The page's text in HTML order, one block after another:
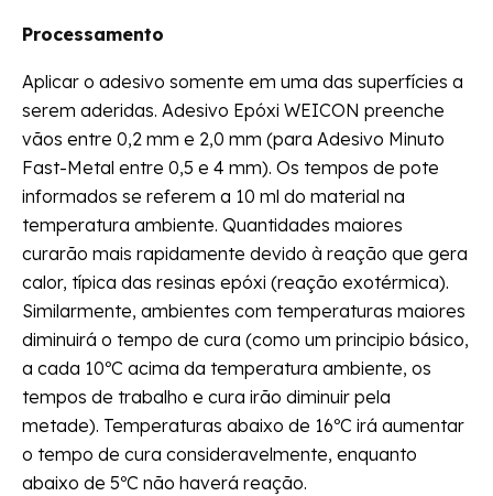
Processamento
Aplicar o adesivo somente em uma das superfícies a
serem aderidas. Adesivo Epóxi WEICON preenche
vãos entre 0,2 mm e 2,0 mm (para Adesivo Minuto
Fast-Metal entre 0,5 e 4 mm). Os tempos de pote
informados se referem a 10 ml do material na
temperatura ambiente. Quantidades maiores
curarão mais rapidamente devido à reação que gera
calor, típica das resinas epóxi (reação exotérmica).
Similarmente, ambientes com temperaturas maiores
diminuirá o tempo de cura (como um principio básico,
a cada 10ºC acima da temperatura ambiente, os
tempos de trabalho e cura irão diminuir pela
metade). Temperaturas abaixo de 16ºC irá aumentar
o tempo de cura consideravelmente, enquanto
abaixo de 5ºC não haverá reação.